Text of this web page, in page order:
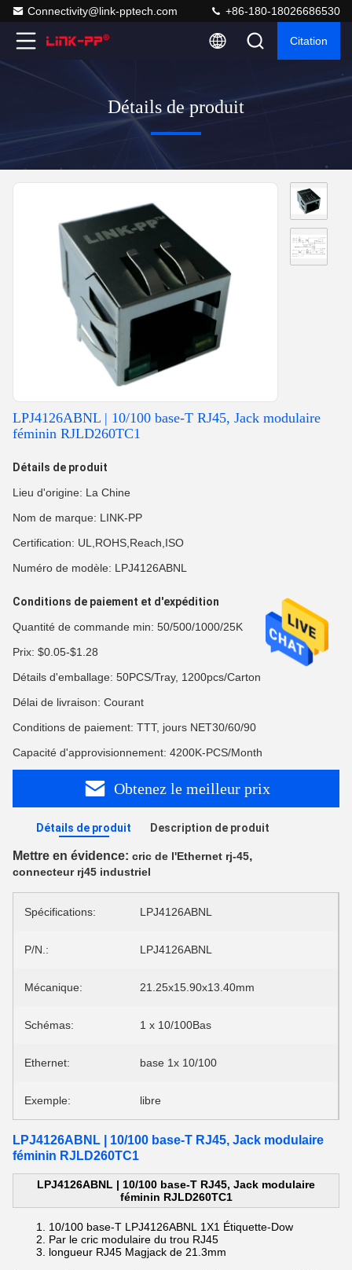
Connectivity@link-pptech.com +86-180-18026686530
Citation
Détails de produit
LPJ4126ABNL | 10/100 base-T RJ45, Jack modulaire
féminin RJLD260TC1
Détails de produit
Lieu d'origine: La Chine
Nom de marque: LINK-PP
Certification: UL,ROHS,Reach,ISO
Numéro de modèle: LPJ4126ABNL
Conditions de paiement et d'expédition
Quantité de commande min: 50/500/1000/25K
Prix: $0.05-$1.28
Détails d'emballage: 50PCS/Tray, 1200pcs/Carton
Délai de livraison: Courant
Conditions de paiement: TTT, jours NET30/60/90
Capacité d'approvisionnement: 4200K-PCS/Month
Obtenez le meilleur prix
Détails de produit Description de produit
Mettre en évidence: cric de l'Ethernet rj-45,
connecteur rj45 industriel
Spécifications: LPJ4126ABNL
P/N.: LPJ4126ABNL
Mécanique: 21.25x15.90x13.40mm
Schémas: 1 x 10/100Bas
Ethernet: base 1x 10/100
Exemple: libre
LPJ4126ABNL | 10/100 base-T RJ45, Jack modulaire
féminin RJLD260TC1
LPJ4126ABNL | 10/100 base-T RJ45, Jack modulaire
féminin RJLD260TC1
10/100 base-T LPJ4126ABNL 1X1 Étiquette-Dow
Par le cric modulaire du trou RJ45
longueur RJ45 Magjack de 21.3mm